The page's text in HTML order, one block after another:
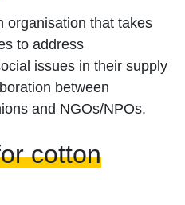
organisation that takes
to address
issues in their supply
between
and NGOs/NPOs.
cotton